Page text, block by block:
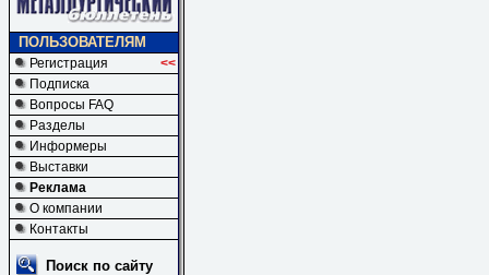
ПОЛЬЗОВАТЕЛЯМ
Регистрация
<<
Подписка
Вопросы FAQ
Разделы
Информеры
Выставки
Реклама
О компании
Контакты
Поиск по сайту